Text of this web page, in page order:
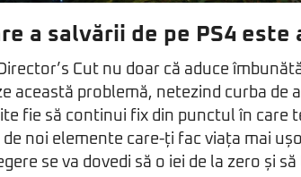
a salvării de pe PS4 este
Cut nu doar că aduce
această problemă, netezind curba de
fie să continui fix din punctul în care
noi elemente care-ți fac viața mai
se va dovedi să o iei de la zero și